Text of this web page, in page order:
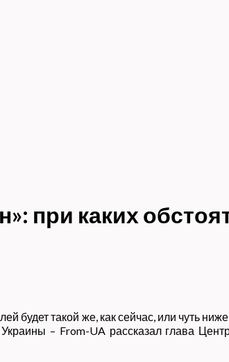
при каких
будет такой же, как сейчас, или чуть
– From-UA рассказал глава